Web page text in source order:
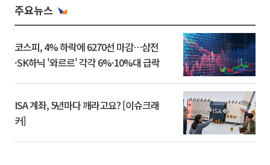
주요뉴스
코스피, 4% 하락에 6270선 마감…삼전
·SK하닉 '와르르' 각각 6%·10%대 급락
ISA 계좌, 5년마다 깨라고요? [이슈크래
커]